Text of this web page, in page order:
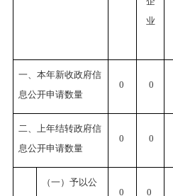
业
一、本年新收政府信
息公开申请数量
0 0
二、上年结转政府信
息公开申请数量
0 0
（一）予以公
0
0